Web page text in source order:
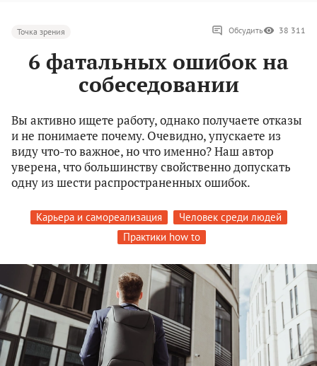
Точка зрения Обсудить 38 311
6 фатальных ошибок на
собеседовании
Вы активно ищете работу, однако получаете отказы
и не понимаете почему. Очевидно, упускаете из
виду что-то важное, но что именно? Наш автор
уверена, что большинству свойственно допускать
одну из шести распространенных ошибок.
Карьера и самореализация
Человек среди людей
Практики how to